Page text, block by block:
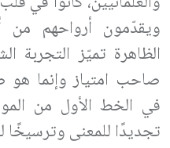
ويقدّمون أرواحهم
الظاهرة تميّز التجربة
صاحب امتياز وإنما
في الخط الأول من
تجديدًا للمعنى وترسيخًا